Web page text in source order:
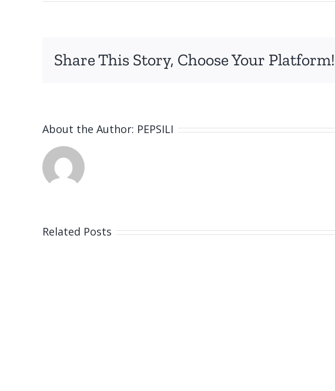
Share This Story, Choose Your Platform!
About the Author: PEPSILI
Related Posts